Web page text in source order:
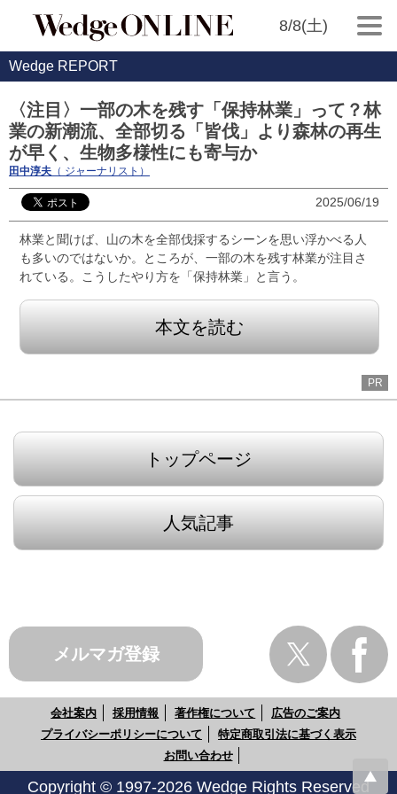
8/8(土)
Wedge REPORT
〈注目〉一部の木を残す「保持林業」って？林
業の新潮流、全部切る「皆伐」より森林の再生
が早く、生物多様性にも寄与か
田中淳夫 （ ジャーナリスト）
2025/06/19
林業と聞けば、山の木を全部伐採するシーンを思い浮かべる人
も多いのではないか。ところが、一部の木を残す林業が注目さ
れている。こうしたやり方を「保持林業」と言う。
本文を読む
PR
トップページ
人気記事
メルマガ登録
会社案内 採用情報 著作権について
広告のご案内
プライバシーポリシーについて
特定商取引法に基づく表示
お問い合わせ
Copyright © 1997-2026 Wedge Rights Reserved